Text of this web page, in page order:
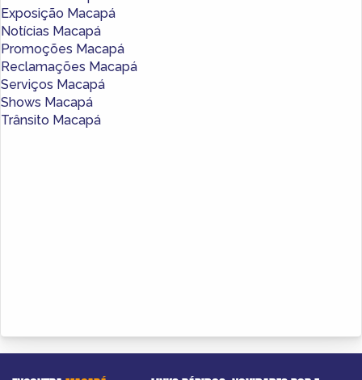
Exposição Macapá
Notícias Macapá
Promoções Macapá
Reclamações Macapá
Serviços Macapá
Shows Macapá
Trânsito Macapá